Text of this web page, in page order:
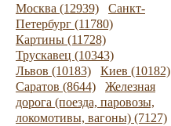
Москва (12939)
Санкт-
Петербург (11780)
Картины (11728)
Трускавец (10343)
Львов (10183)
Киев (10182)
Саратов (8644)
Железная
дорога (поезда, паровозы,
локомотивы, вагоны) (7127)